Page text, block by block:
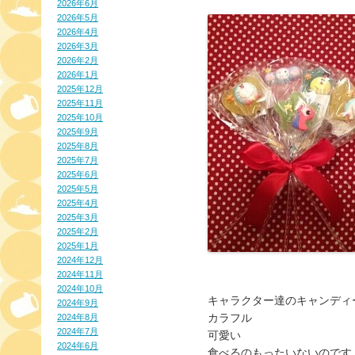
2026年6月
2026年5月
2026年4月
2026年3月
2026年2月
2026年1月
2025年12月
2025年11月
2025年10月
2025年9月
2025年8月
2025年7月
2025年6月
2025年5月
2025年4月
2025年3月
2025年2月
2025年1月
2024年12月
2024年11月
2024年10月
2024年9月
2024年8月
2024年7月
2024年6月
キャラクター達のキャンディ
カラフル
可愛い